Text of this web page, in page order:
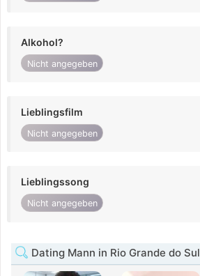
Alkohol?
Nicht angegeben
Lieblingsfilm
Nicht angegeben
Lieblingssong
Nicht angegeben
Dating Mann in Rio Grande do Sul